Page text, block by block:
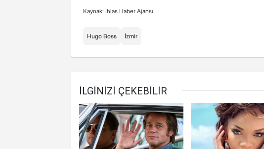
Kaynak: İhlas Haber Ajansı
Hugo Boss İzmir